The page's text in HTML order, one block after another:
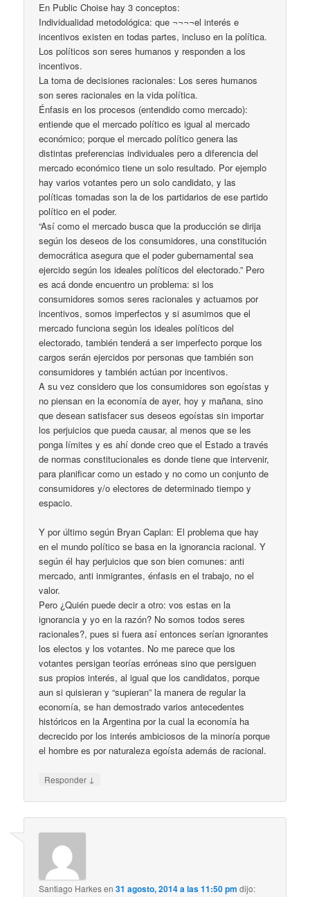
En Public Choise hay 3 conceptos:
Individualidad metodológica: que ¬¬¬¬el interés e
incentivos existen en todas partes, incluso en la política.
Los políticos son seres humanos y responden a los
incentivos.
La toma de decisiones racionales: Los seres humanos
son seres racionales en la vida política.
Énfasis en los procesos (entendido como mercado):
entiende que el mercado político es igual al mercado
económico; porque el mercado político genera las
distintas preferencias individuales pero a diferencia del
mercado económico tiene un solo resultado. Por ejemplo
hay varios votantes pero un solo candidato, y las
políticas tomadas son la de los partidarios de ese partido
político en el poder.
“Así como el mercado busca que la producción se dirija
según los deseos de los consumidores, una constitución
democrática asegura que el poder gubernamental sea
ejercido según los ideales políticos del electorado.” Pero
es acá donde encuentro un problema: si los
consumidores somos seres racionales y actuamos por
incentivos, somos imperfectos y si asumimos que el
mercado funciona según los ideales políticos del
electorado, también tenderá a ser imperfecto porque los
cargos serán ejercidos por personas que también son
consumidores y también actúan por incentivos.
A su vez considero que los consumidores son egoístas y
no piensan en la economía de ayer, hoy y mañana, sino
que desean satisfacer sus deseos egoístas sin importar
los perjuicios que pueda causar, al menos que se les
ponga límites y es ahí donde creo que el Estado a través
de normas constitucionales es donde tiene que intervenir,
para planificar como un estado y no como un conjunto de
consumidores y/o electores de determinado tiempo y
espacio.
Y por último según Bryan Caplan: El problema que hay
en el mundo político se basa en la ignorancia racional. Y
según él hay perjuicios que son bien comunes: anti
mercado, anti inmigrantes, énfasis en el trabajo, no el
valor.
Pero ¿Quién puede decir a otro: vos estas en la
ignorancia y yo en la razón? No somos todos seres
racionales?, pues si fuera así entonces serían ignorantes
los electos y los votantes. No me parece que los
votantes persigan teorías erróneas sino que persiguen
sus propios interés, al igual que los candidatos, porque
aun si quisieran y “supieran” la manera de regular la
economía, se han demostrado varios antecedentes
históricos en la Argentina por la cual la economía ha
decrecido por los interés ambiciosos de la minoría porque
el hombre es por naturaleza egoísta además de racional.
Responder ↓
Santiago Harkesen31 agosto, 2014 a las 11:50 pm dijo: